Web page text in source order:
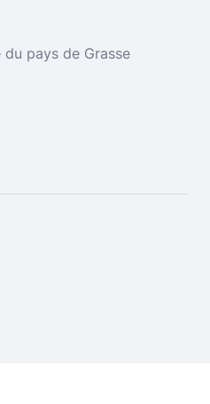
pays de Grasse